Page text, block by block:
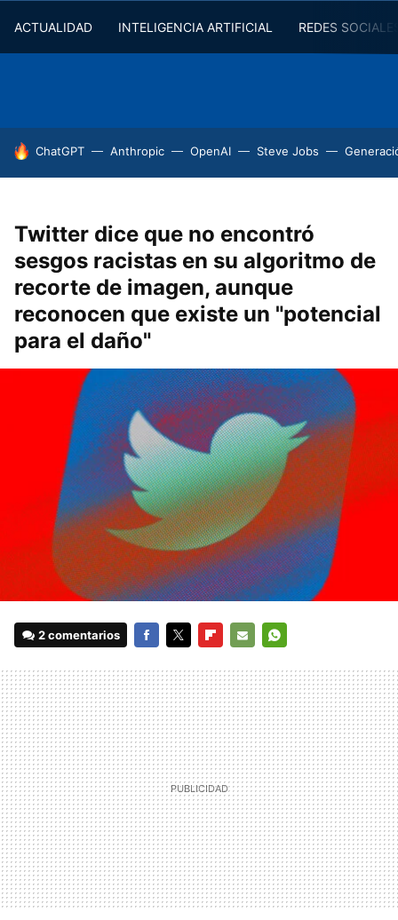
ACTUALIDAD INTELIGENCIA ARTIFICIAL REDES
HOY SE HABLA DE
ChatGPT Anthropic OpenAI Steve Jobs
Twitter dice que no encontró
sesgos racistas en su algoritmo de
recorte de imagen, aunque
reconocen que existe un "potencial
para el daño"
2 comentarios
MAIL